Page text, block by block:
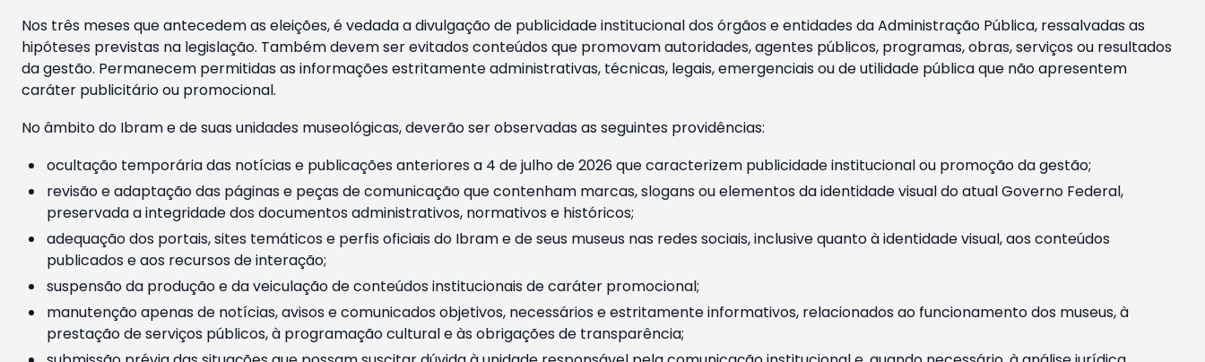
Nos três meses que antecedem as eleições, é vedada a divulgação de publicidade institucional dos órgãos e entidades da Administração Pública, ressalvadas as
hipóteses previstas na legislação. Também devem ser evitados conteúdos que promovam autoridades, agentes públicos, programas, obras, serviços ou resultados
da gestão. Permanecem permitidas as informações estritamente administrativas, técnicas, legais, emergenciais ou de utilidade pública que não apresentem
caráter publicitário ou promocional.
No âmbito do Ibram e de suas unidades museológicas, deverão ser observadas as seguintes providências:
ocultação temporária das notícias e publicações anteriores a 4 de julho de 2026 que caracterizem publicidade institucional ou promoção da gestão;
revisão e adaptação das páginas e peças de comunicação que contenham marcas, slogans ou elementos da identidade visual do atual Governo Federal,
preservada a integridade dos documentos administrativos, normativos e históricos;
adequação dos portais, sites temáticos e perfis oficiais do Ibram e de seus museus nas redes sociais, inclusive quanto à identidade visual, aos conteúdos
publicados e aos recursos de interação;
suspensão da produção e da veiculação de conteúdos institucionais de caráter promocional;
manutenção apenas de notícias, avisos e comunicados objetivos, necessários e estritamente informativos, relacionados ao funcionamento dos museus, à
prestação de serviços públicos, à programação cultural e às obrigações de transparência;